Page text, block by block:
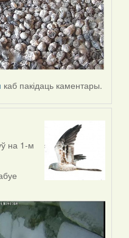
каб пакідаць каментары.
на 1-м